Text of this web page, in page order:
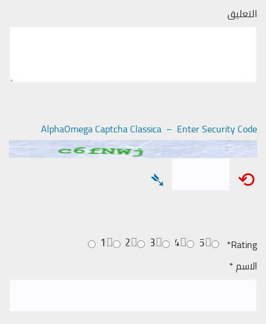
التعليق
AlphaOmega Captcha Classica – Enter Security Code
⟲
➴
Rating
*
5
4
3
2
1
الاسم*